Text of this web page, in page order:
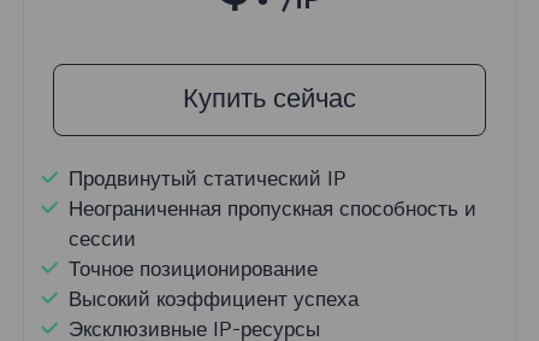
Купить сейчас
Продвинутый статический IP
Неограниченная пропускная способность и
сессии
Точное позиционирование
Высокий коэффициент успеха
Эксклюзивные IP-ресурсы